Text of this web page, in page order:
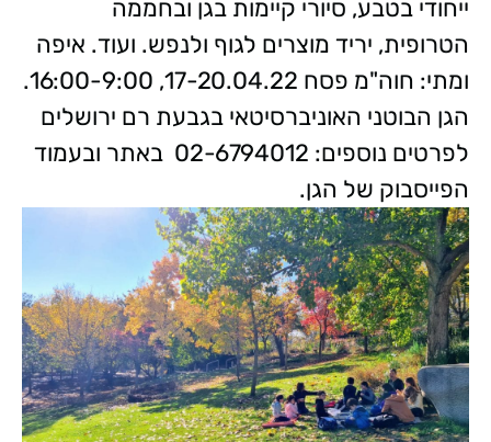
ייחודי בטבע, סיורי קיימות בגן ובחממה
הטרופית, יריד מוצרים לגוף ולנפש. ועוד. איפה
ומתי: חוה"מ פסח 17-20.04.22, 16:00-9:00.
הגן הבוטני האוניברסיטאי בגבעת רם ירושלים
לפרטים נוספים: 02-6794012 באתר ובעמוד
הפייסבוק של הגן.